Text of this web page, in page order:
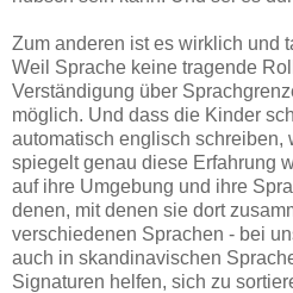
Zum anderen ist es wirklich und
Weil Sprache keine tragende
Verständigung über
möglich. Und dass die Kinder
automatisch englisch schreiben,
spiegelt genau diese Erfahrung
auf ihre Umgebung und ihre
denen, mit denen sie dort
verschiedenen Sprachen - bei
auch in skandinavischen
Signaturen helfen, sich zu